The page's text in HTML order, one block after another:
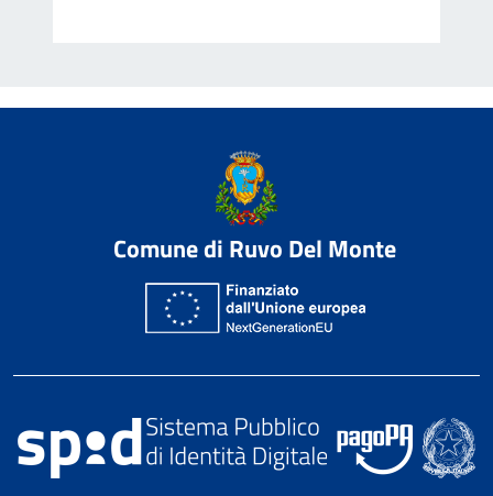
Comune di Ruvo Del Monte